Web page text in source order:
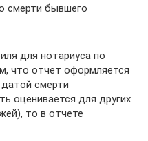
смерти бывшего
для нотариуса по
что отчет оформляется
смерти
оценивается для других
то в отчете